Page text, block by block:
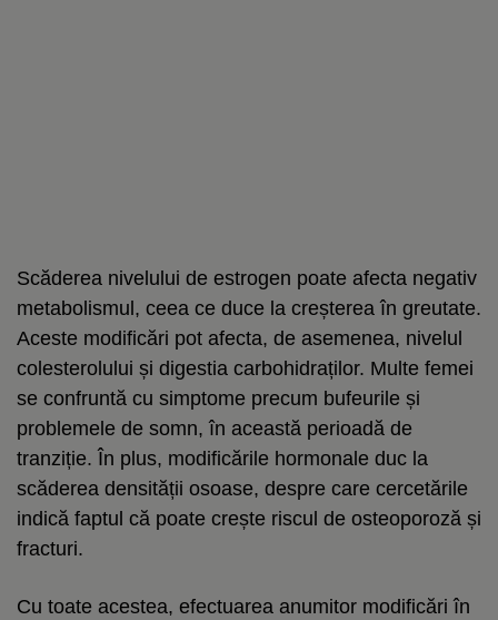
Scăderea nivelului de estrogen poate afecta negativ
metabolismul, ceea ce duce la creșterea în greutate.
Aceste modificări pot afecta, de asemenea, nivelul
colesterolului și digestia carbohidraților. Multe femei
se confruntă cu simptome precum bufeurile și
problemele de somn, în această perioadă de
tranziție. În plus, modificările hormonale duc la
scăderea densității osoase, despre care cercetările
indică faptul că poate crește riscul de osteoporoză și
fracturi.
Cu toate acestea, efectuarea anumitor modificări în